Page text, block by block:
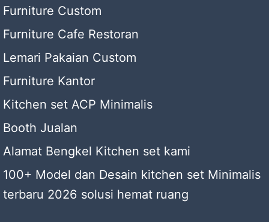
Furniture Custom
Furniture Cafe Restoran
Lemari Pakaian Custom
Furniture Kantor
Kitchen set ACP Minimalis
Booth Jualan
Alamat Bengkel Kitchen set kami
100+ Model dan Desain kitchen set Minimalis
terbaru 2026 solusi hemat ruang